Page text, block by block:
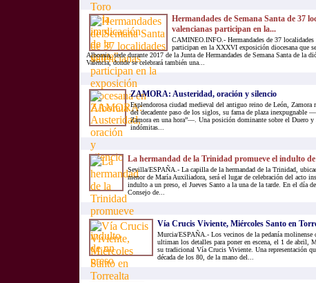
Hermandades de Semana Santa de 37
valencianas participan en la...
CAMINEO.INFO.- Hermandades de 37 localidades
participan en la XXXVI exposición diocesana que
Alboraia, sede durante 2017 de la Junta de Hermandades de Semana Santa de la
Valencia, donde se celebrará también una...
ZAMORA: Austeridad, oración y silencio
Esplendorosa ciudad medieval del antiguo reino de León, Zamora
del decadente paso de los siglos, su fama de plaza inexpugnable
Zamora en una hora”—. Una posición dominante sobre el Duero y
indómitas...
La hermandad de la Trinidad promueve el indulto
Sevilla/ESPAÑA.- La capilla de la hermandad de la Trinidad,
menor de María Auxiliadora, será el lugar de celebración del acto
indulto a un preso, el Jueves Santo a la una de la tarde. En el día
Consejo de...
Vía Crucis Viviente, Miércoles Santo en
Murcia/ESPAÑA.- Los vecinos de la pedanía molinense
ultiman los detalles para poner en escena, el 1 de abril,
su tradicional Vía Crucis Viviente. Una representación
década de los 80, de la mano del...